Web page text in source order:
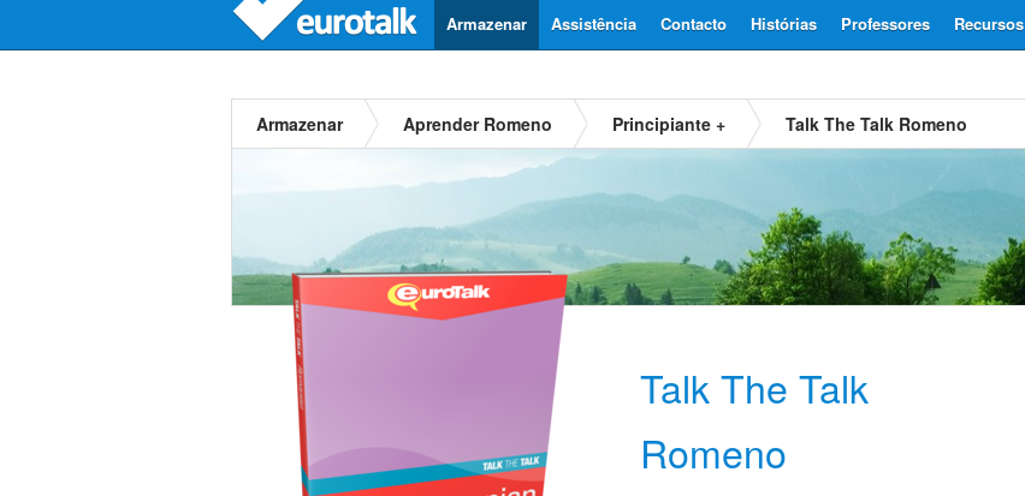
Recursos
Professores
Histórias
Contacto
Assistência
Armazenar
Armazenar Aprender Romeno Principiante + Talk The Talk Romeno
Talk The Talk
Romeno